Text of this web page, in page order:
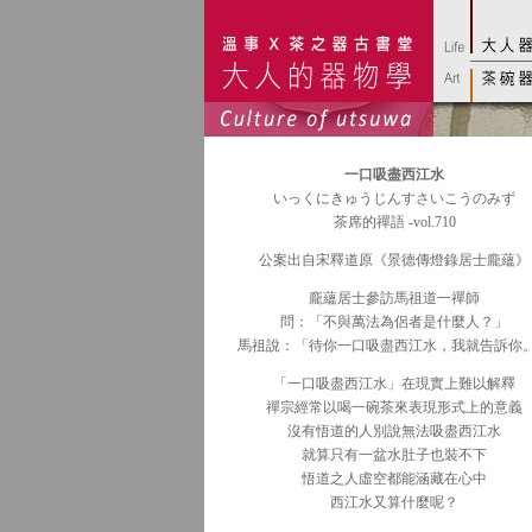
一口吸盡西江水
いっくにきゅうじんすさいこうのみず
茶席的禪語 -vol.710
公案出自宋釋道原《景德傳燈錄居士龐蘊》
龐蘊居士參訪馬祖道一禪師
問：「不與萬法為侶者是什麼人？」
馬祖說：「待你一口吸盡西江水，我就告訴你
「一口吸盡西江水」在現實上難以解釋
禪宗經常以喝一碗茶來表現形式上的意義
沒有悟道的人別說無法吸盡西江水
就算只有一盆水肚子也裝不下
悟道之人虛空都能涵藏在心中
西江水又算什麼呢？